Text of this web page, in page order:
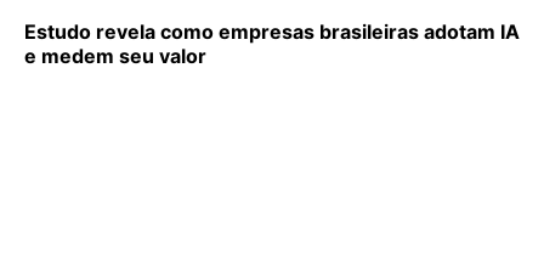
Estudo revela como empresas brasileiras adotam IA
e medem seu valor